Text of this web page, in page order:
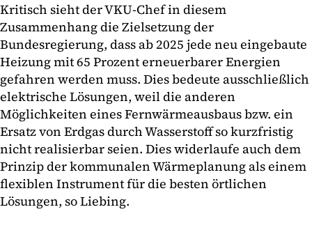
Kritisch sieht der VKU-Chef in diesem
Zusammenhang die Zielsetzung der
Bundesregierung, dass ab 2025 jede neu eingebaute
Heizung mit 65 Prozent erneuerbarer Energien
gefahren werden muss. Dies bedeute ausschließlich
elektrische Lösungen, weil die anderen
Möglichkeiten eines Fernwärmeausbaus bzw. ein
Ersatz von Erdgas durch Wasserstoff so kurzfristig
nicht realisierbar seien. Dies widerlaufe auch dem
Prinzip der kommunalen Wärmeplanung als einem
flexiblen Instrument für die besten örtlichen
Lösungen, so Liebing.